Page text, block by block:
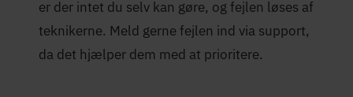
er der intet du selv kan gøre, og fejlen løses af
teknikerne. Meld gerne fejlen ind via support,
da det hjælper dem med at prioritere.